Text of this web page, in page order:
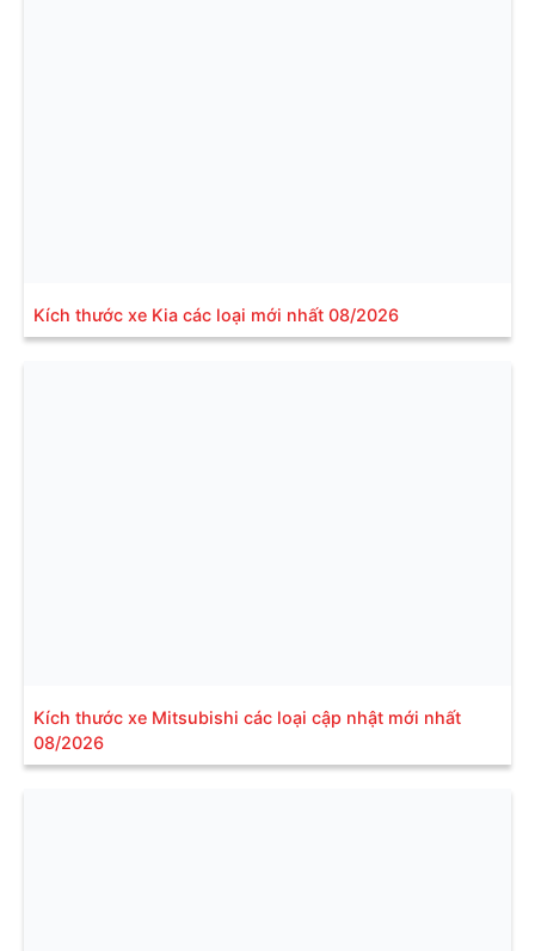
Kích thước xe Kia các loại mới nhất 08/2026
Kích thước xe Mitsubishi các loại cập nhật mới nhất
08/2026